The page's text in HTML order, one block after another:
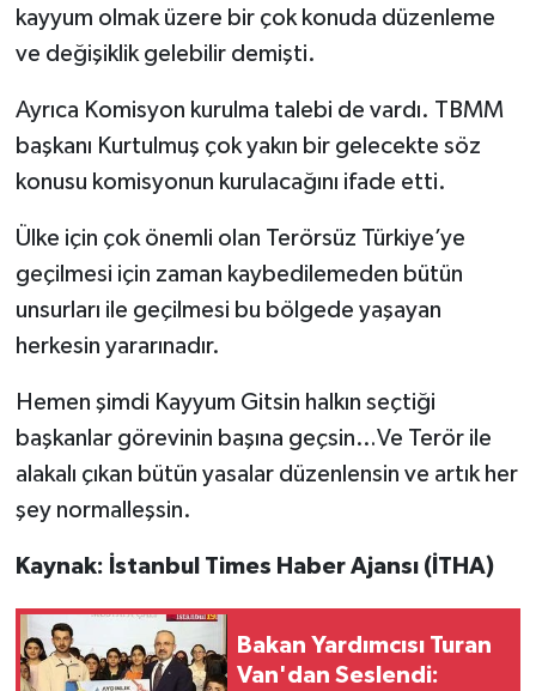
kayyum olmak üzere bir çok konuda düzenleme
ve değişiklik gelebilir demişti.
Ayrıca Komisyon kurulma talebi de vardı. TBMM
başkanı Kurtulmuş çok yakın bir gelecekte söz
konusu komisyonun kurulacağını ifade etti.
Ülke için çok önemli olan Terörsüz Türkiye’ye
geçilmesi için zaman kaybedilemeden bütün
unsurları ile geçilmesi bu bölgede yaşayan
herkesin yararınadır.
Hemen şimdi Kayyum Gitsin halkın seçtiği
başkanlar görevinin başına geçsin…Ve Terör ile
alakalı çıkan bütün yasalar düzenlensin ve artık her
şey normalleşsin.
Kaynak: İstanbul Times Haber Ajansı (İTHA)
Bakan Yardımcısı Turan
Van'dan Seslendi: